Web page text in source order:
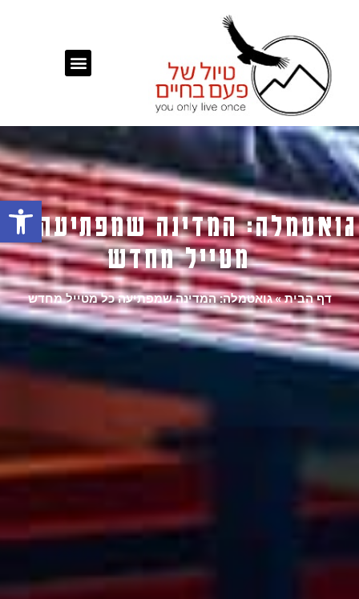
גואטמלה: המדינה שמפתיעה כל
מטייל מחדש
דף הבית»גואטמלה: המדינה שמפתיעה כל מטייל מחדש